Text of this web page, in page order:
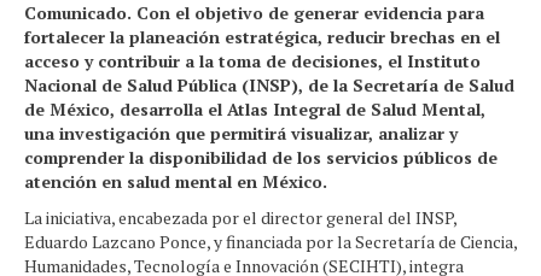
Comunicado. Con el objetivo de generar evidencia para
fortalecer la planeación estratégica, reducir brechas en el
acceso y contribuir a la toma de decisiones, el Instituto
Nacional de Salud Pública (INSP), de la Secretaría de Salud
de México, desarrolla el Atlas Integral de Salud Mental,
una investigación que permitirá visualizar, analizar y
comprender la disponibilidad de los servicios públicos de
atención en salud mental en México.
La iniciativa, encabezada por el director general del INSP,
Eduardo Lazcano Ponce, y financiada por la Secretaría de Ciencia,
Humanidades, Tecnología e Innovación (SECIHTI), integra